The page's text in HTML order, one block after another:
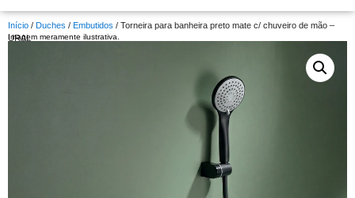
Início / Duches / Embutidos / Torneira para banheira preto mate c/ chuveiro de mão –
URAL
Imagem meramente ilustrativa.